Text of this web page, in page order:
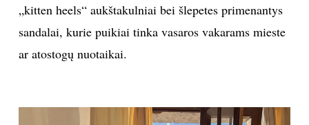
„kitten heels“ aukštakulniai bei šlepetes primenantys
sandalai, kurie puikiai tinka vasaros vakarams mieste
ar atostogų nuotaikai.